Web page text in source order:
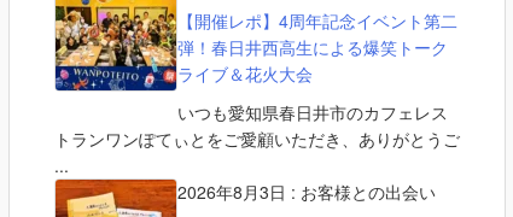
【開催レポ】4周年記念イベント第二
弾！春日井西高生による爆笑トーク
ライブ＆花火大会
いつも愛知県春日井市のカフェレス
トランワンぽてぃとをご愛顧いただき、ありがとうご
...
2026年8月3日 : お客様との出会い